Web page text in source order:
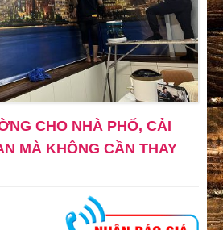
CHO NHÀ PHỐ, CẢI
MÀ KHÔNG CẦN THAY